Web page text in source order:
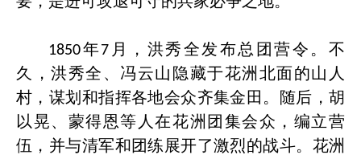
1850年7 月，洪秀全发布总团营令。不
久，洪秀全、冯云山隐藏于花洲北面的山人
村，谋划和指挥各地会众齐集金田。随后，胡
以晃、蒙得恩等人在花洲团集会众，编立营
伍，并与清军和团练展开了激烈的战斗。花洲